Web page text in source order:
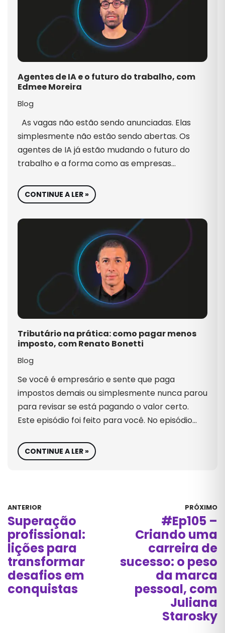
Agentes de IA e o futuro do trabalho, com
Edmee Moreira
Blog
As vagas não estão sendo anunciadas. Elas
simplesmente não estão sendo abertas. Os
agentes de IA já estão mudando o futuro do
trabalho e a forma como as empresas…
CONTINUE A LER »
Tributário na prática: como pagar menos
imposto, com Renato Bonetti
Blog
Se você é empresário e sente que paga
impostos demais ou simplesmente nunca parou
para revisar se está pagando o valor certo.
Este episódio foi feito para você. No episódio…
CONTINUE A LER »
ANTERIOR
Superação
profissional:
lições para
transformar
desafios em
conquistas
PRÓXIMO
#Ep105 –
Criando uma
carreira de
sucesso: o peso
da marca
pessoal, com
Juliana
Starosky